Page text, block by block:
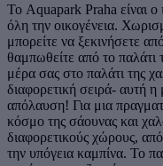
Το Aquapark Praha είναι ο
όλη την οικογένεια.
μπορείτε να ξεκινήσετε
θαμπωθείτε από το
μέρα σας στο παλάτι της
διαφορετική σειρά- αυτή
απόλαυση! Για μια
κόσμο της σάουνας και
διαφορετικούς χώρους,
την υπόγεια καμπίνα. Το